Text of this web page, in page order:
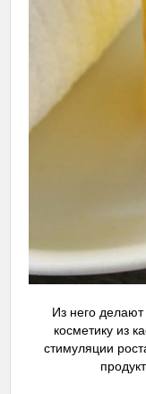
Из него
косметику из
стимуляции